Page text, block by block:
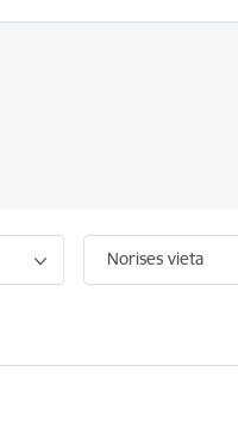
Norises vieta